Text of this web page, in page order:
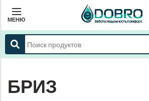
МЕНЮ
БРИЗ